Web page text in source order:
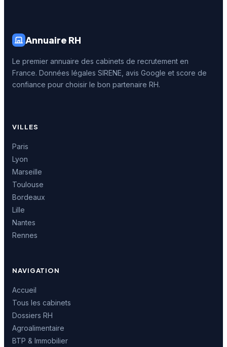
Annuaire RH
Le premier annuaire des cabinets de recrutement en
France. Données légales SIRENE, avis Google et score de
confiance pour choisir le bon partenaire RH.
VILLES
Paris
Lyon
Marseille
Toulouse
Bordeaux
Lille
Nantes
Rennes
NAVIGATION
Accueil
Tous les cabinets
Dossiers RH
Agroalimentaire
BTP & Immobilier